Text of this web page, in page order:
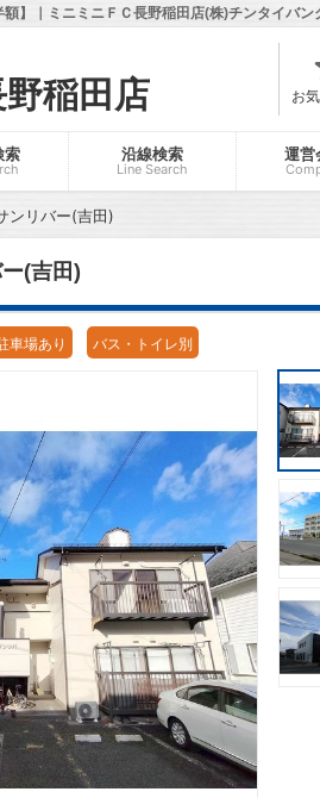
】｜ミニミニＦＣ長野稲田店(株)チンタイバン
稲田店 お
索 沿線検索
Line Search
運営
ンリバー(吉田)
(吉田)
車場あり バス・トイレ別